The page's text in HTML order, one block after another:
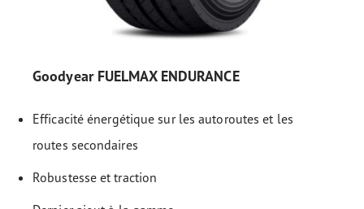
Goodyear FUELMAX ENDURANCE
Efficacité énergétique sur les autoroutes et les
routes secondaires
Robustesse et traction